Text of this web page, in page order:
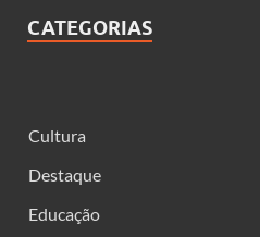
CATEGORIAS
Cultura
Destaque
Educação